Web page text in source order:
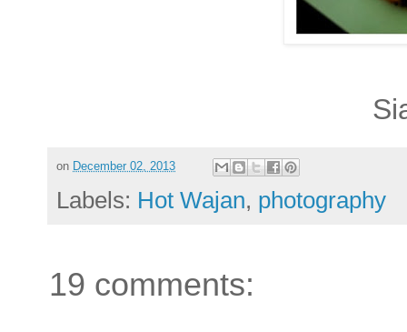
on December 02, 2013
Labels: Hot Wajan, photography
19 comments: